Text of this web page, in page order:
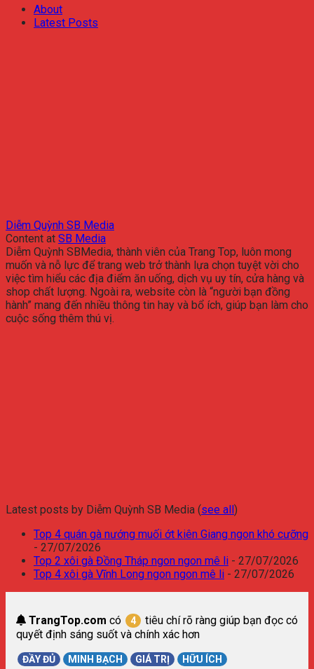
About
Latest Posts
Diễm Quỳnh SB Media
Content at SB Media
Diễm Quỳnh SBMedia, thành viên của Trang Top, luôn mong
muốn và nỗ lực để trang web trở thành lựa chọn tuyệt vời cho
việc tìm hiểu các địa điểm ăn uống, dịch vụ uy tín, cửa hàng và
shop chất lượng. Ngoài ra, website còn là “người bạn đồng
hành” mang đến nhiều thông tin hay và bổ ích, giúp bạn làm cho
cuộc sống thêm thú vị.
Latest posts by Diễm Quỳnh SB Media (see all)
Top 4 quán gà nướng muối ớt kiên Giang ngon khó cưỡng
- 27/07/2026
Top 2 xôi gà Đồng Tháp ngon ngon mê li - 27/07/2026
Top 4 xôi gà Vĩnh Long ngon ngon mê li - 27/07/2026
TrangTop.com có 4
tiêu chí rõ ràng giúp bạn đọc có
quyết định sáng suốt và chính xác hơn
ĐẦY ĐỦ MINH BẠCH GIÁ TRỊ HỮU ÍCH